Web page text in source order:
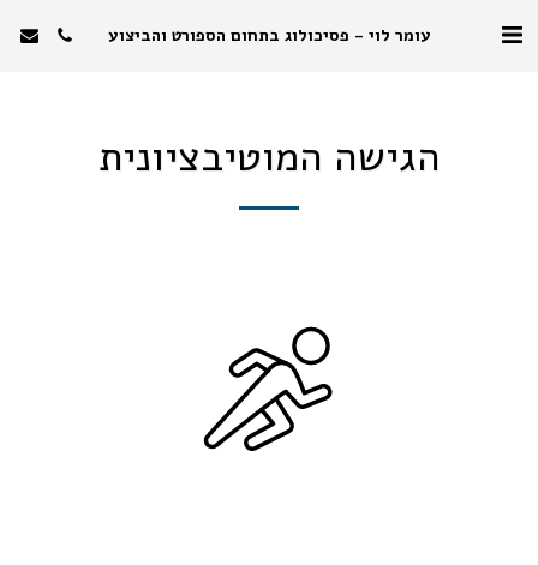
עומר לוי - פסיכולוג בתחום הספורט והביצוע
הגישה המוטיבציונית